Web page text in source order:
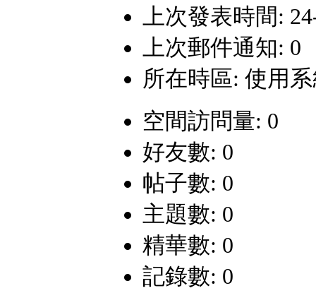
上次發表時間:
上次郵件通知: 0
所在時區: 使用
空間訪問量: 0
好友數: 0
帖子數: 0
主題數: 0
精華數: 0
記錄數: 0